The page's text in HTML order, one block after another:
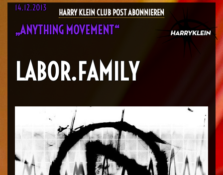
HARRY KLEIN CLUB POST ABONNIEREN
14.12.2013
„ANYTHING MOVEMENT“
LABOR.FAMILY